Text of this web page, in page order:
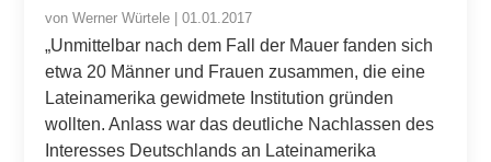
vonWerner Würtele |01.01.2017
„Unmittelbar nach dem Fall der Mauer fanden sich
etwa 20 Männer und Frauen zusammen, die eine
Lateinamerika gewidmete Institution gründen
wollten. An­lass war das deutliche Nachlassen des
Interesses Deutschlands an Lateinamerika